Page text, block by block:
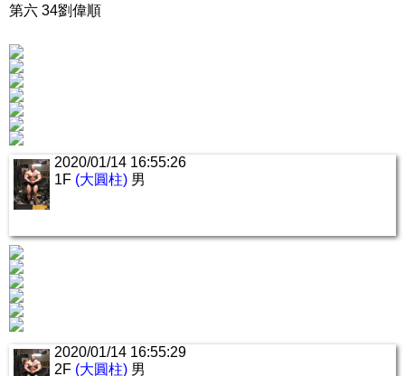
第六 34劉偉順
2020/01/14 16:55:26
1F (大圓柱) 男
2020/01/14 16:55:29
2F (大圓柱) 男